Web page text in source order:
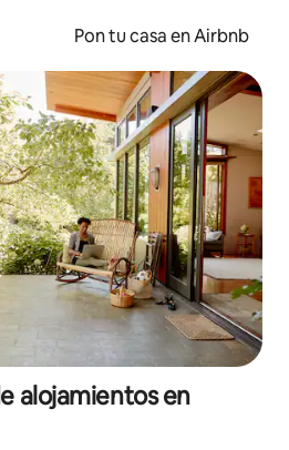
Pon tu casa en Airbnb
alojamientos en